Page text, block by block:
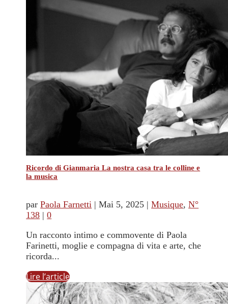
Ricordo di Gianmaria La nostra casa tra le colline e
la musica
parPaola Farnetti |Mai 5, 2025 |Musique,N°
138 |0
Un racconto intimo e commovente di Paola
Farinetti, moglie e compagna di vita e arte, che
ricorda...
Lire l’article